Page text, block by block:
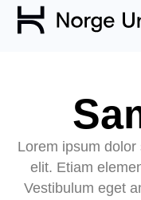
Lorem ipsum
elit. Etiam
Vestibulum eget